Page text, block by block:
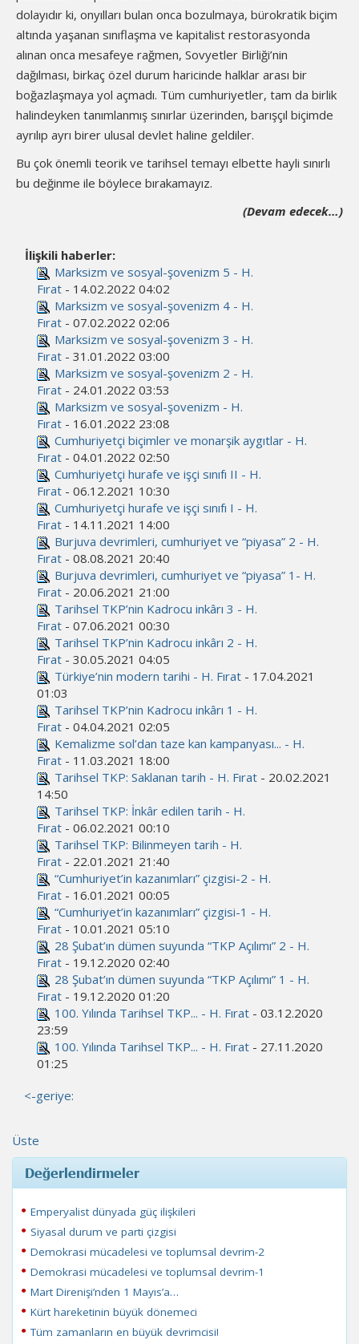
dolayıdır ki, onyılları bulan onca bozulmaya, bürokratik biçim
altında yaşanan sınıflaşma ve kapitalist restorasyonda
alınan onca mesafeye rağmen, Sovyetler Birliği’nin
dağılması, birkaç özel durum haricinde halklar arası bir
boğazlaşmaya yol açmadı. Tüm cumhuriyetler, tam da birlik
halindeyken tanımlanmış sınırlar üzerinden, barışçıl biçimde
ayrılıp ayrı birer ulusal devlet haline geldiler.
Bu çok önemli teorik ve tarihsel temayı elbette hayli sınırlı
bu değinme ile böylece bırakamayız.
(Devam edecek…)
İlişkili haberler:
Marksizm ve sosyal-şovenizm 5 - H.
Fırat - 14.02.2022 04:02
Marksizm ve sosyal-şovenizm 4 - H.
Fırat - 07.02.2022 02:06
Marksizm ve sosyal-şovenizm 3 - H.
Fırat - 31.01.2022 03:00
Marksizm ve sosyal-şovenizm 2 - H.
Fırat - 24.01.2022 03:53
Marksizm ve sosyal-şovenizm - H.
Fırat - 16.01.2022 23:08
Cumhuriyetçi biçimler ve monarşik aygıtlar - H.
Fırat - 04.01.2022 02:50
Cumhuriyetçi hurafe ve işçi sınıfı II - H.
Fırat - 06.12.2021 10:30
Cumhuriyetçi hurafe ve işçi sınıfı I - H.
Fırat - 14.11.2021 14:00
Burjuva devrimleri, cumhuriyet ve “piyasa” 2 - H.
Fırat - 08.08.2021 20:40
Burjuva devrimleri, cumhuriyet ve “piyasa” 1- H.
Fırat - 20.06.2021 21:00
Tarihsel TKP’nin Kadrocu inkârı 3 - H.
Fırat - 07.06.2021 00:30
Tarihsel TKP’nin Kadrocu inkârı 2 - H.
Fırat - 30.05.2021 04:05
Türkiye’nin modern tarihi - H. Fırat - 17.04.2021
01:03
Tarihsel TKP’nin Kadrocu inkârı 1 - H.
Fırat - 04.04.2021 02:05
Kemalizme sol’dan taze kan kampanyası... - H.
Fırat - 11.03.2021 18:00
Tarihsel TKP: Saklanan tarih - H. Fırat - 20.02.2021
14:50
Tarihsel TKP: İnkâr edilen tarih - H.
Fırat - 06.02.2021 00:10
Tarihsel TKP: Bilinmeyen tarih - H.
Fırat - 22.01.2021 21:40
“Cumhuriyet’in kazanımları” çizgisi-2 - H.
Fırat - 16.01.2021 00:05
“Cumhuriyet’in kazanımları” çizgisi-1 - H.
Fırat - 10.01.2021 05:10
28 Şubat’ın dümen suyunda “TKP Açılımı” 2 - H.
Fırat - 19.12.2020 02:40
28 Şubat’ın dümen suyunda “TKP Açılımı” 1 - H.
Fırat - 19.12.2020 01:20
100. Yılında Tarihsel TKP... - H. Fırat - 03.12.2020
23:59
100. Yılında Tarihsel TKP... - H. Fırat - 27.11.2020
01:25
<-geriye:
Üste
Değerlendirmeler
Emperyalist dünyada güç ilişkileri
Siyasal durum ve parti çizgisi
Demokrasi mücadelesi ve toplumsal devrim-2
Demokrasi mücadelesi ve toplumsal devrim-1
Mart Direnişi’nden 1 Mayıs’a…
Kürt hareketinin büyük dönemeci
Tüm zamanların en büyük devrimcisi!